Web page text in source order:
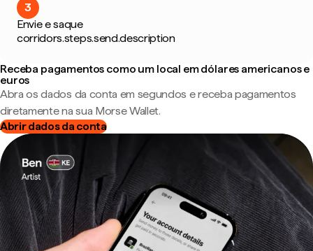
3
Envie e saque
corridors.steps.send.description
Receba pagamentos como um local em dólares americanos e
euros
Abra os dados da conta em segundos e receba pagamentos
diretamente na sua Morse Wallet.
Abrir dados da conta